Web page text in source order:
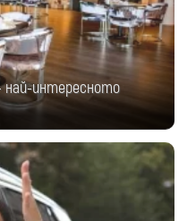
най-интересното